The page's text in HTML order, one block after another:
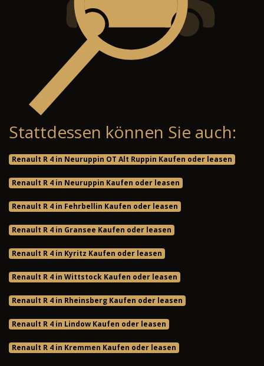
Stattdessen können Sie auch:
Renault R 4 in Neuruppin OT Alt Ruppin Kaufen oder leasen
Renault R 4 in Neuruppin Kaufen oder leasen
Renault R 4 in Fehrbellin Kaufen oder leasen
Renault R 4 in Gransee Kaufen oder leasen
Renault R 4 in Kyritz Kaufen oder leasen
Renault R 4 in Wittstock Kaufen oder leasen
Renault R 4 in Rheinsberg Kaufen oder leasen
Renault R 4 in Lindow Kaufen oder leasen
Renault R 4 in Kremmen Kaufen oder leasen